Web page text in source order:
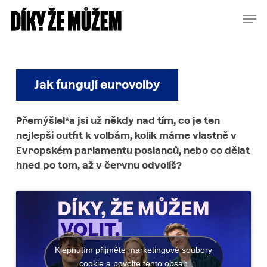
Jak fungují eurovolby
Přemýšlel*a jsi už někdy nad tím, co je ten
nejlepší outfit k volbám, kolik máme vlastně v
Evropském parlamentu poslanců, nebo co dělat
hned po tom, až v červnu odvolíš?
Klepnutím přijměte marketingové soubory
cookie a povolte tento obsah